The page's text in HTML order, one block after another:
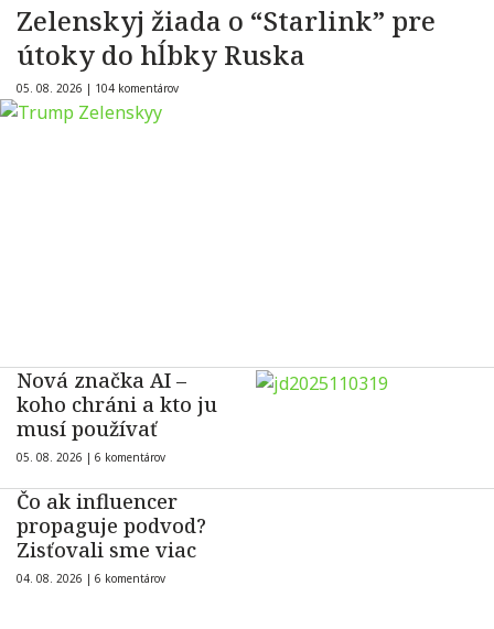
Zelenskyj žiada o “Starlink” pre
útoky do hĺbky Ruska
05. 08. 2026 | 104 komentárov
Nová značka AI –
koho chráni a kto ju
musí používať
05. 08. 2026 | 6 komentárov
Čo ak influencer
propaguje podvod?
Zisťovali sme viac
04. 08. 2026 | 6 komentárov